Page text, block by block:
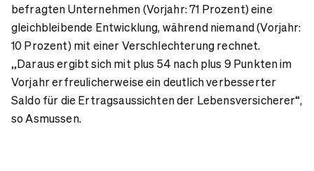
befragten Unternehmen (Vorjahr: 71 Prozent) eine
gleichbleibende Entwicklung, während niemand (Vorjahr:
10 Prozent) mit einer Verschlechterung rechnet.
„Daraus ergibt sich mit plus 54 nach plus 9 Punkten im
Vorjahr erfreulicherweise ein deutlich verbesserter
Saldo für die Ertragsaussichten der Lebensversicherer“,
so Asmussen.